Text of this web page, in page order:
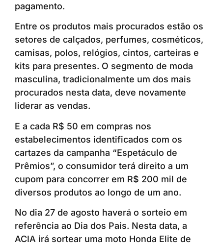
pagamento.
Entre os produtos mais procurados estão os
setores de calçados, perfumes, cosméticos,
camisas, polos, relógios, cintos, carteiras e
kits para presentes. O segmento de moda
masculina, tradicionalmente um dos mais
procurados nesta data, deve novamente
liderar as vendas.
E a cada R$ 50 em compras nos
estabelecimentos identificados com os
cartazes da campanha “Espetáculo de
Prêmios”, o consumidor terá direito a um
cupom para concorrer em R$ 200 mil de
diversos produtos ao longo de um ano.
No dia 27 de agosto haverá o sorteio em
referência ao Dia dos Pais. Nesta data, a
ACIA irá sortear uma moto Honda Elite de